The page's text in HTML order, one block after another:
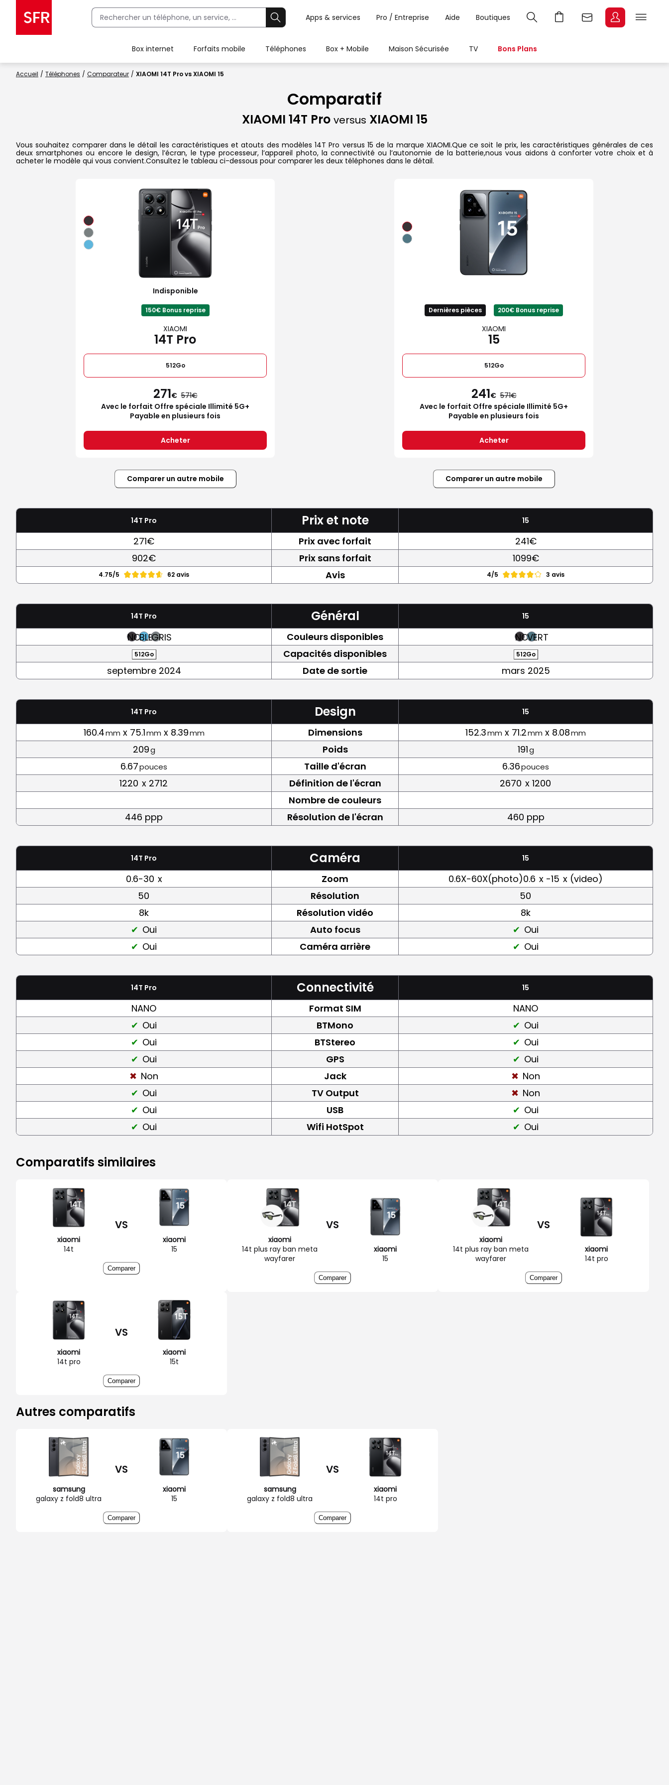
Apps & services Pro / Entreprise Aide Boutiques
Box internet Forfaits mobile Téléphones Box + Mobile Maison Sécurisée TV Bons Plans
Accueil Téléphones Comparateur XIAOMI 14T Pro vs XIAOMI 15
Comparatif
XIAOMI 14T Pro versus XIAOMI 15
Vous souhaitez comparer dans le détail les caractéristiques et atouts des modèles 14T Pro versus 15 de la marque XIAOMI.Que ce soit le prix, les caractéristiques générales de ces
deux smartphones ou encore le design, l’écran, le type processeur, l’appareil photo, la connectivité ou l’autonomie de la batterie,nous vous aidons à conforter votre choix et à
acheter le modèle qui vous convient.Consultez le tableau ci-dessous pour comparer les deux téléphones dans le détail.
Indisponible
150€ Bonus reprise
XIAOMI
14T Pro
512Go
271€ 571
Avec le forfait Offre spéciale Illimité 5G+
Payable en plusieurs fois
Acheter
Dernières pièces 200€ Bonus reprise
XIAOMI
15
512Go
241€ 571
Avec le forfait Offre spéciale Illimité 5G+
Payable en plusieurs fois
Acheter
Comparer un autre mobile Comparer un autre mobile
14T Pro Prix et note 15
271€ Prix avec forfait
241€
902€
Prix sans forfait 1099€
4.75/5 62 avis Avis 4/5 3 avis
14T Pro Général 15
NOIRBLEUGRIS Couleurs disponibles NOIRVERT
512Go Capacités disponibles 512Go
septembre 2024 Date de sortie mars 2025
14T Pro Design 15
160.4mm x 75.1mm x 8.39mm Dimensions 152.3mm x 71.2mm x 8.08mm
209g Poids 191g
6.67pouces Taille d'écran 6.36pouces
1220 x 2712 Définition de l'écran 2670 x 1200
Nombre de couleurs
446 ppp
Résolution de l'écran 460 ppp
14T Pro Caméra 15
0.6-30 x Zoom 0.6X-60X(photo)0.6 x -15 x (video)
50
Résolution
50
8k
Résolution vidéo
8k
Oui
Auto focus
Oui
Oui
Caméra arrière Oui
14T Pro Connectivité 15
NANO Format SIM
NANO
Oui
BTMono
Oui
Oui
BTStereo
Oui
Oui
GPS
Oui
Non
Jack
Non
Oui
TV Output
Non
Oui
USB
Oui
Oui
Wifi HotSpot Oui
Comparatifs similaires
xiaomi
14t
VS
xiaomi
15
Comparer
xiaomi
14t plus ray ban meta
wayfarer
VS
xiaomi
15
Comparer
xiaomi
14t plus ray ban meta
wayfarer
VS
xiaomi
14t pro
Comparer
xiaomi
14t pro
VS
xiaomi
15t
Comparer
Autres comparatifs
samsung
galaxy z fold8 ultra
VS
xiaomi
15
Comparer
samsung
galaxy z fold8 ultra
VS
xiaomi
14t pro
Comparer